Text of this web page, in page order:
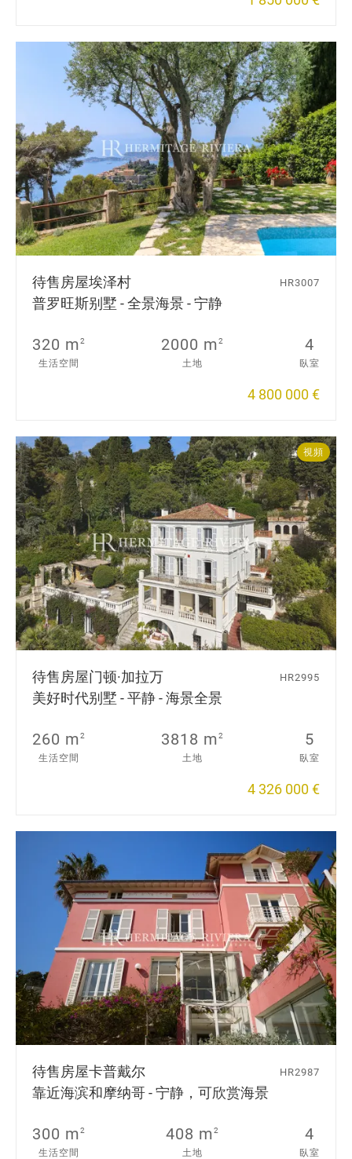
待售房屋埃泽村
普罗旺斯别墅 - 全景海景 - 宁静
HR3007
320 m2
生活空間
2000 m2
土地
4
臥室
4 800 000 €
視頻
待售房屋门顿·加拉万
美好时代别墅 - 平静 - 海景全景
HR2995
260 m2
生活空間
3818 m2
土地
5
臥室
4 326 000 €
待售房屋卡普戴尔
靠近海滨和摩纳哥 - 宁静，可欣赏海景
HR2987
300 m2
生活空間
408 m2
土地
4
臥室